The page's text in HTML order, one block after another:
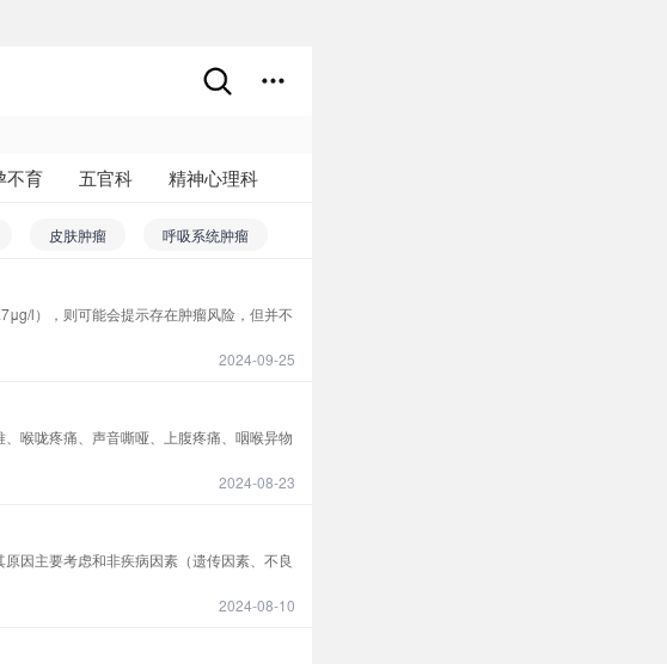
不育 五官科
精神心理科
药剂科 其他
皮肤肿瘤 呼吸系统肿瘤
l），则可能会提示存在肿瘤风险，但并不
2024-09-25
喉咙疼痛、声音嘶哑、上腹疼痛、咽喉异物
2024-08-23
因主要考虑和非疾病因素（遗传因素、不良
2024-08-10